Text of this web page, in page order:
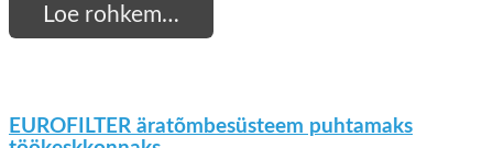
Loe rohkem…
EUROFILTER äratõmbesüsteem puhtamaks